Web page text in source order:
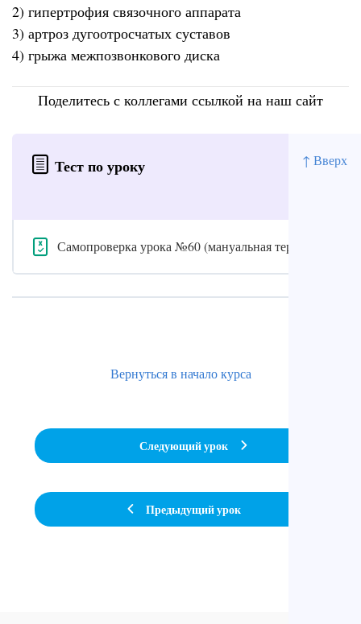
↑ Вверх
2) гипертрофия связочного аппарата
3) артроз дугоотросчатых суставов
4) грыжа межпозвонкового диска
Поделитесь с коллегами ссылкой на наш сайт
Тест по уроку
Самопроверка урока №60 (мануальная терапия)
Предыдущий урок
Вернуться в начало курса
Следующий урок